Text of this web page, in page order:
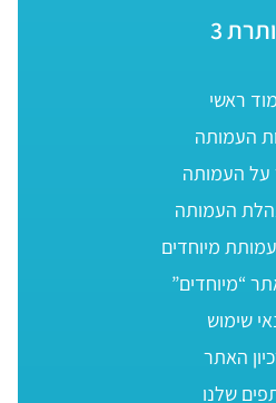
3
ראשי
העמותה
על העמותה
העמותה
מיוחדים
“מיוחדים”
שימוש
האתר
שלנו